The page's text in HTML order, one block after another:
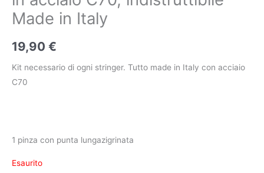
Made in Italy
19,90 €
Kit necessario di ogni stringer. Tutto made in Italy con acciaio
C70
1 pinza con punta lungazigrinata
Esaurito